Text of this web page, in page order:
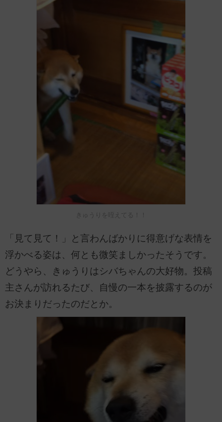
きゅうりを咥えてる！！
「見て見て！」と言わんばかりに得意げな表情を
浮かべる姿は、何とも微笑ましかったそうです。
どうやら、きゅうりはシバちゃんの大好物。投稿
主さんが訪れるたび、自慢の一本を披露するのが
お決まりだったのだとか。